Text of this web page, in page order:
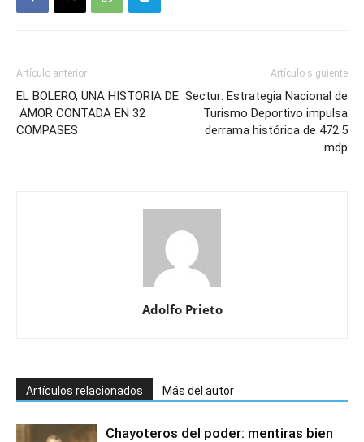
Artículo anterior
EL BOLERO, UNA HISTORIA DE
AMOR CONTADA EN 32
COMPASES
Artículo siguiente
Sectur: Estrategia Nacional de
Turismo Deportivo impulsa
derrama histórica de 472.5
mdp
Adolfo Prieto
Artículos relacionados Más del autor
Chayoteros del poder: mentiras bien